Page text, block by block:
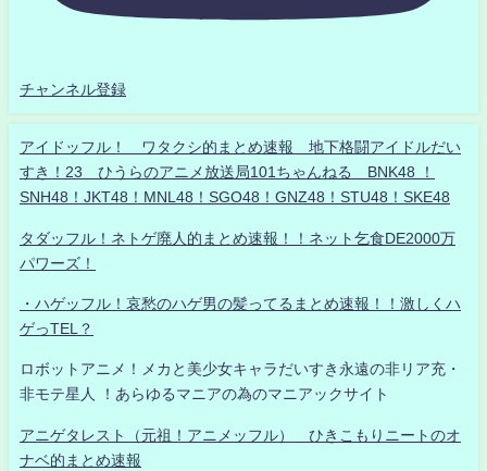
チャンネル登録
アイドッフル！ ワタクシ的まとめ速報 地下格闘アイドルだい
すき！23 ひうらのアニメ放送局101ちゃんねる BNK48 ！
SNH48！JKT48！MNL48！SGO48！GNZ48！STU48！SKE48
タダッフル！ネトゲ廃人的まとめ速報！！ネット乞食DE2000万
パワーズ！
・ハゲッフル！哀愁のハゲ男の髪ってるまとめ速報！！激しくハ
ゲっTEL？
ロボットアニメ！メカと美少女キャラだいすき永遠の非リア充・
非モテ星人 ！あらゆるマニアの為のマニアックサイト
アニゲタレスト（元祖！アニメッフル） ひきこもりニートのオ
ナベ的まとめ速報